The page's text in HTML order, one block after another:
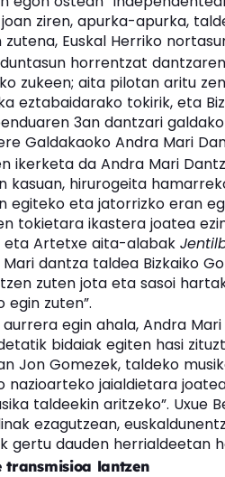
ziren, apurka-apurka,
zutena, Euskal Herriko
horrentzat
zukeen; aita pilotan aritu
eztabaidarako tokirik, eta
3an dantzari
Galdakaoko Andra Mari
ikerketa da Andra Mari
kasuan, hirurogeita
egiteko eta jatorrizko eran
tokietara ikastera joatea
eta Artetxe aita-alabak
Mari dantza taldea Bizkaiko
zuten jota eta sasoi
egin zuten”.
egin ahala, Andra
bidaiak egiten hasi
Jon Gomezek, taldeko
nazioarteko jaialdietara
taldeekin aritzeko”. Uxue
ezagutzean,
gertu dauden herrialdeetan
transmisioa lantzen